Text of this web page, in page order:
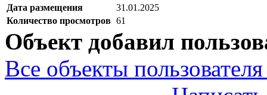
Дата размещения
31.01.2025
Количество просмотров 61
Объект добавил
Все объекты